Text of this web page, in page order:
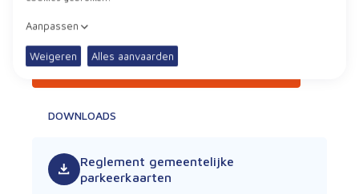
Je parkeervergunning online aanvragen
DOWNLOADS
Reglement gemeentelijke
parkeerkaarten